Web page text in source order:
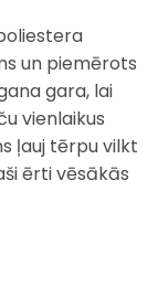
un piemērots
gara, lai
vienlaikus
ļauj tērpu vilkt
ērti vēsākās